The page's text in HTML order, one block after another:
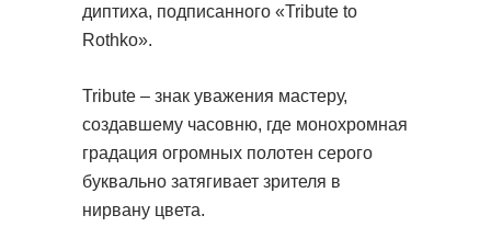
диптиха, подписанного «Tribute to
Rothko».
Tribute – знак уважения мастеру,
создавшему часовню, где монохромная
градация огромных полотен серого
буквально затягивает зрителя в
нирвану цвета.